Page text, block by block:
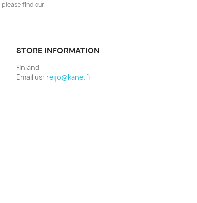
please find our
STORE INFORMATION
Finland
Email us: reijo@kane.fi